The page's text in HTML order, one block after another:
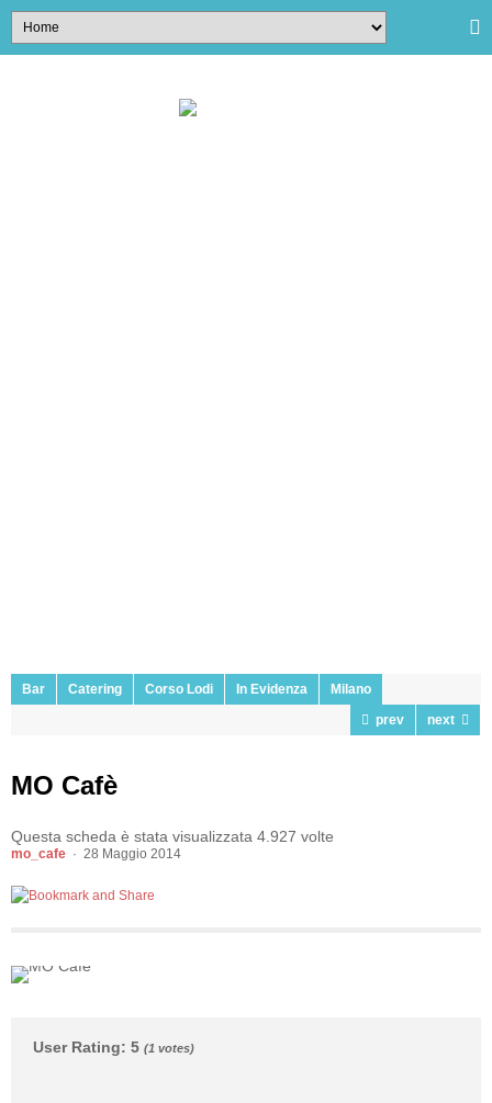
Bar Catering Corso Lodi In Evidenza
Milano
prev
next
MO Cafè
Questa scheda è stata visualizzata 4.927 volte
mo_cafe 28 Maggio 2014
User Rating: 5 (1 votes)